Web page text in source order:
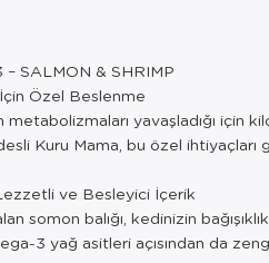
SALMON & SHRIMP
İçin Özel Beslenme
metabolizmaları yavaşladığı
Kuru Mama, bu özel
ve Besleyici İçerik
somon balığı, kedinizin
3 yağ asitleri açısından da